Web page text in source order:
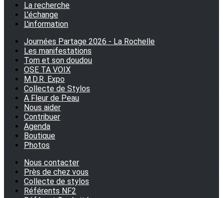
La recherche
L'échange
L'information
Journées Partage 2026 - La Rochelle
Les manifestations
Tom et son doudou
OSE TA VOIX
M.D.R. Expo
Collecte de Stylos
A Fleur de Peau
Nous aider
Contribuer
Agenda
Boutique
Photos
Nous contacter
Près de chez vous
Collecte de stylos
Référents NF2